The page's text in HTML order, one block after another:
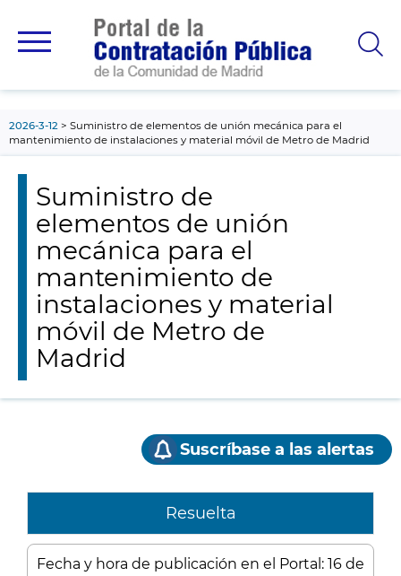
principal
2026-3-12
Suministro de elementos de unión mecánica para el
mantenimiento de instalaciones y material móvil de Metro de Madrid
Suministro de
elementos de unión
mecánica para el
mantenimiento de
instalaciones y material
móvil de Metro de
Madrid
Suscríbase a las alertas
Resuelta
Fecha y hora de publicación en el Portal: 16 de